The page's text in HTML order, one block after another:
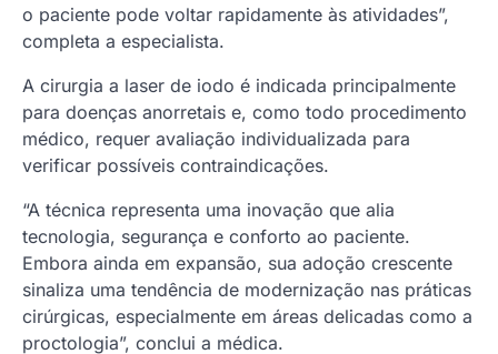
o paciente pode voltar rapidamente às atividades”,
completa a especialista.
A cirurgia a laser de iodo é indicada principalmente
para doenças anorretais e, como todo procedimento
médico, requer avaliação individualizada para
verificar possíveis contraindicações.
“A técnica representa uma inovação que alia
tecnologia, segurança e conforto ao paciente.
Embora ainda em expansão, sua adoção crescente
sinaliza uma tendência de modernização nas práticas
cirúrgicas, especialmente em áreas delicadas como a
proctologia”, conclui a médica.